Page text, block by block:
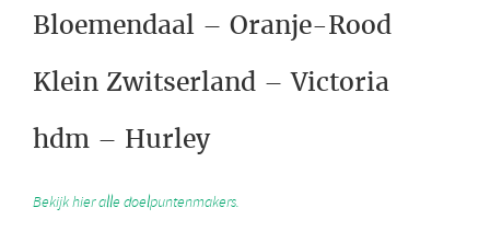
Bloemendaal – Oranje-Rood
Klein Zwitserland – Victoria
hdm – Hurley
Bekijk hier alle doelpuntenmakers.